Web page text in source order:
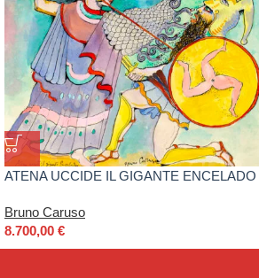
ATENA UCCIDE IL GIGANTE ENCELADO
Bruno Caruso
8.700,00 €